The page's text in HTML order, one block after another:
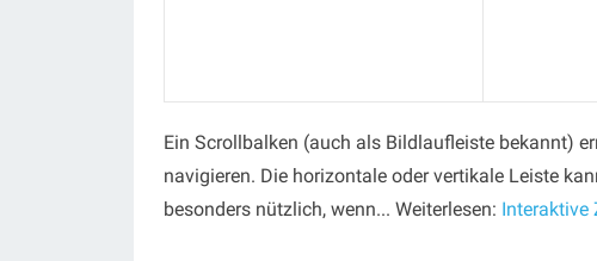
Ein Scrollbalken (auch als Bildlaufleiste bekannt)
navigieren. Die horizontale oder vertikale Leiste
besonders nützlich, wenn... Weiterlesen: Interaktive